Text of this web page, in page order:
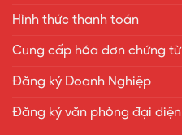
Hình thức thanh toán
Cung cấp hóa đơn chứng từ
Đăng ký Doanh Nghiệp
Đăng ký văn phòng đại diện